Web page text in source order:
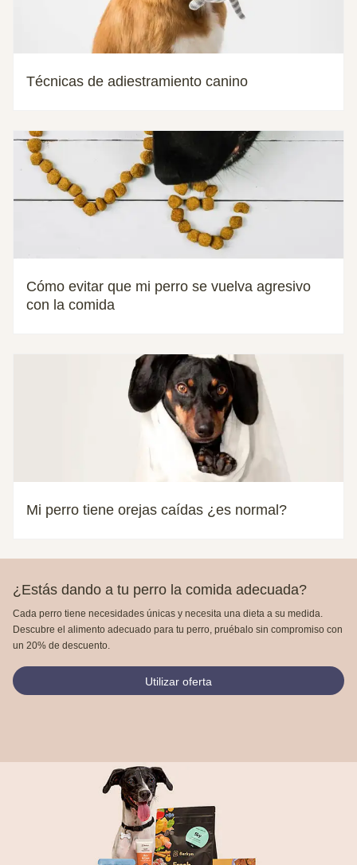
Técnicas de adiestramiento canino
Cómo evitar que mi perro se vuelva agresivo
con la comida
Mi perro tiene orejas caídas ¿es normal?
¿Estás dando a tu perro la comida adecuada?
Cada perro tiene necesidades únicas y necesita una dieta a su medida.
Descubre el alimento adecuado para tu perro, pruébalo sin compromiso con
un 20% de descuento.
Utilizar oferta